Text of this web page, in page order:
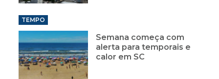
TEMPO
Semana começa com
alerta para temporais e
calor em SC